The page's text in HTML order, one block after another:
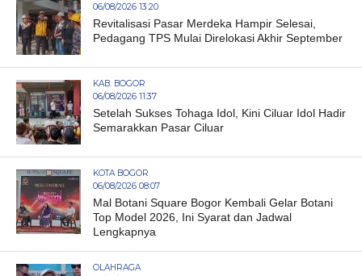
06/08/2026 13:20
Revitalisasi Pasar Merdeka Hampir Selesai,
Pedagang TPS Mulai Direlokasi Akhir September
KAB. BOGOR
06/08/2026 11:37
Setelah Sukses Tohaga Idol, Kini Ciluar Idol Hadir
Semarakkan Pasar Ciluar
KOTA BOGOR
06/08/2026 08:07
Mal Botani Square Bogor Kembali Gelar Botani
Top Model 2026, Ini Syarat dan Jadwal
Lengkapnya
OLAHRAGA